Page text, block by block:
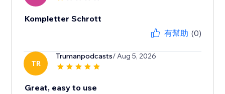
Kompletter Schrott
有幫助 (0)
TR
Trumanpodcasts/ Aug 5, 2026
Great, easy to use